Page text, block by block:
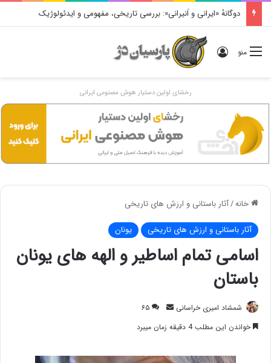
دوگانهٔ «ایرانی و اَنیرانی»: بررسی تاریخی، مفهومی و ایدئولوژیک
منو ورود
رخشای اولین دستیار هوش مصنوعی ایرانی
خانه/آثار باستانی و ارزش های تاریخی
آثار باستانی و ارزش های تاریخی یونان
اسامی تمام اساطیر و الهه های یونان
باستان
شمشاد امیری خراسانی
ارسال
ایمیل
۶۵
خواندن این مطلب 4 دقیقه زمان میبرد